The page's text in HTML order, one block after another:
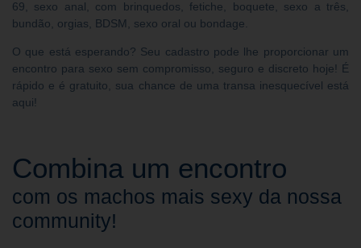
69, sexo anal, com brinquedos, fetiche, boquete, sexo a três,
bundão, orgias, BDSM, sexo oral ou bondage.
O que está esperando? Seu cadastro pode lhe proporcionar um
encontro para sexo sem compromisso, seguro e discreto hoje! É
rápido e é gratuito, sua chance de uma transa inesquecível está
aqui!
Combina um encontro
com os machos mais sexy da nossa
community!